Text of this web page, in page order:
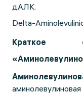
дАЛК.
Delta-
Краткое